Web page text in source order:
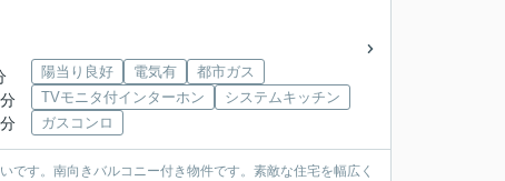
陽当り良好 電気有
都市ガス
TVモニタ付インターホン
システムキッチン
ガスコンロ
す。南向きバルコニー付き物件です。素敵な住宅を幅広く